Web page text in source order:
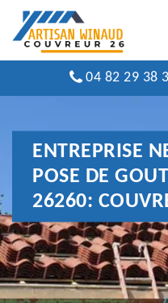
04 82 29 38
ENTREPRISE
POSE DE
26260: